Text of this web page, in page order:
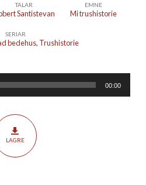
TALAR
Santistevan
EMNE
Mi trushistorie
SERIAR
bedehus, Trushistorie
00:00
LAGRE